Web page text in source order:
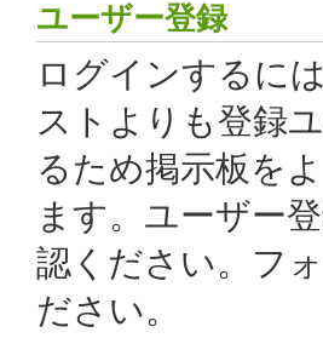
ユーザー登録
ログインするに
ストよりも登録
るため掲示板を
ます。ユーザー
認ください。フ
ださい。